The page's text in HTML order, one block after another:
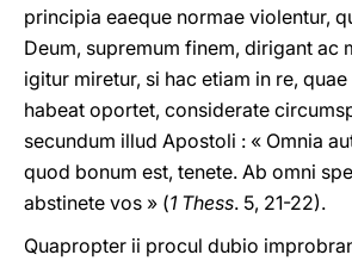
principia eaeque normae violentur,
Deum, supremum finem, dirigant ac
igitur miretur, si hac etiam in re,
habeat oportet, considerate
secundum illud Apostoli : « Omnia
quod bonum est, tenete. Ab omni
abstinete vos » (1 Thess. 5, 21-22).
Quapropter ii procul dubio